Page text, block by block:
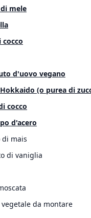
mele
cocco
d'uovo vegano
(o purea di
cocco
d'acero
di mais
di vaniglia
vegetale da montare